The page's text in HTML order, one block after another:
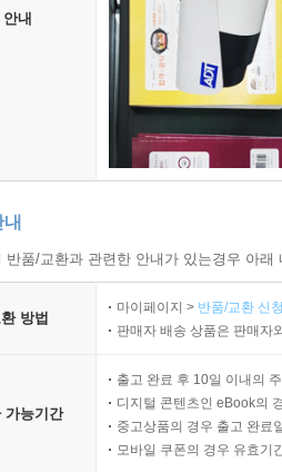
내
품/교환과 관련한 안내가 있는경우 아
방법
마이페이지 > 반품/교환 신
판매자 배송 상품은 판매자
가능기간
출고 완료 후 10일 이내의
디지털 콘텐츠인 eBook의
중고상품의 경우 출고 완료
모바일 쿠폰의 경우 유효기